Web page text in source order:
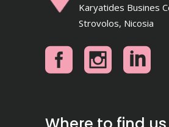
Karyatides Busines
Strovolos, Nicosia